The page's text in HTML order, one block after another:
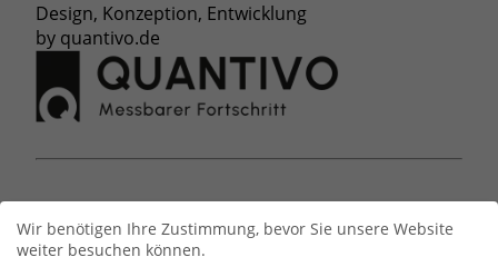
Design, Konzeption, Entwicklung
by quantivo.de
Streitschlichtung
Wir sind nicht bereit oder verpflichtet, an Streitbeilegungsverfahren
vor einer Verbraucherschlichtungsstelle teilzunehmen.
Wir benötigen Ihre Zustimmung, bevor Sie unsere Website
weiter besuchen können.